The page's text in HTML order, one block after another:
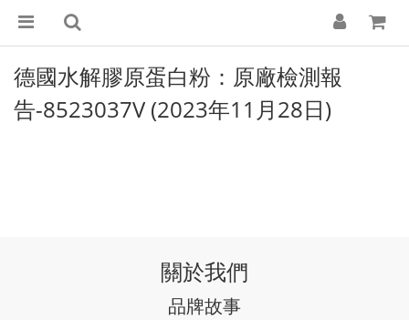
德國水解膠原蛋白粉：原廠檢測報
告-8523037V (2023年11月28日)
關於我們
品牌故事